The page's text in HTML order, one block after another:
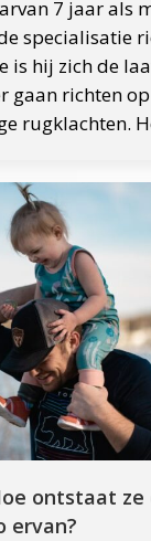
7 jaar als
specialisatie
is hij zich de
gaan richten op
rugklachten.
ontstaat ze
ervan?